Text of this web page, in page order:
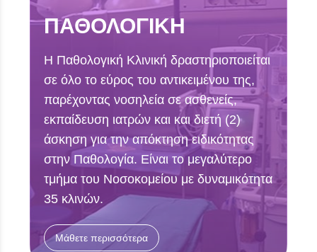
ΠΑΘΟΛΟΓΙΚΗ
Η Παθολογική Κλινική δραστηριοποιείται
σε όλο το εύρος του αντικειμένου της,
παρέχοντας νοσηλεία σε ασθενείς,
εκπαίδευση ιατρών και και διετή (2)
άσκηση για την απόκτηση ειδικότητας
στην Παθολογία. Είναι το μεγαλύτερο
τμήμα του Νοσοκομείου με δυναμικότητα
35 κλινών.
Μάθετε περισσότερα